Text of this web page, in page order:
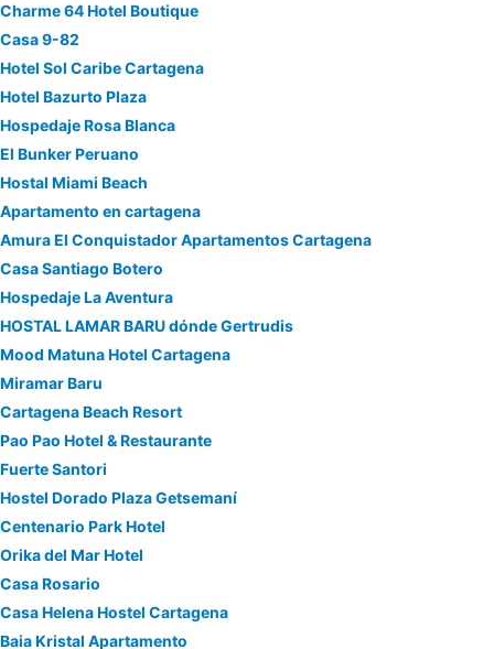
Charme 64 Hotel Boutique
Casa 9-82
Hotel Sol Caribe Cartagena
Hotel Bazurto Plaza
Hospedaje Rosa Blanca
El Bunker Peruano
Hostal Miami Beach
Apartamento en cartagena
Amura El Conquistador Apartamentos Cartagena
Casa Santiago Botero
Hospedaje La Aventura
HOSTAL LAMAR BARU dónde Gertrudis
Mood Matuna Hotel Cartagena
Miramar Baru
Cartagena Beach Resort
Pao Pao Hotel & Restaurante
Fuerte Santori
Hostel Dorado Plaza Getsemaní
Centenario Park Hotel
Orika del Mar Hotel
Casa Rosario
Casa Helena Hostel Cartagena
Baia Kristal Apartamento